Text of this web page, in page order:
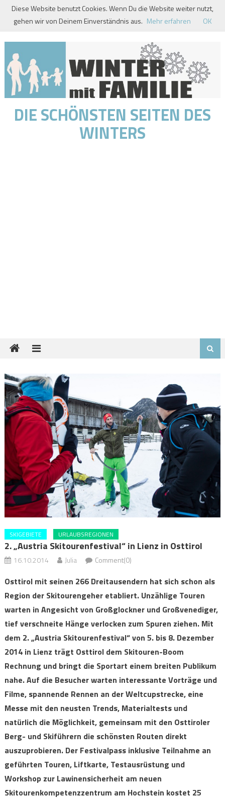
Skip
DIE SCHÖNSTEN SEITEN DES
WINTERS
SKIGEBIETE URLAUBSREGIONEN
2. „Austria Skitourenfestival“ in Lienz in Osttirol
16.10.2014 Julia Comment(0)
Osttirol mit seinen 266 Dreitausendern hat sich schon als
Region der Skitourengeher etabliert. Unzählige Touren
warten in Angesicht von Großglockner und Großvenediger,
tief verschneite Hänge verlocken zum Spuren ziehen. Mit
dem 2. „Austria Skitourenfestival“ von 5. bis 8. Dezember
2014 in Lienz trägt Osttirol dem Skitouren-Boom
Rechnung und bringt die Sportart einem breiten Publikum
nahe. Auf die Besucher warten interessante Vorträge und
Filme, spannende Rennen an der Weltcupstrecke, eine
Messe mit den neusten Trends, Materialtests und
natürlich die Möglichkeit, gemeinsam mit den Osttiroler
Berg- und Skiführern die schönsten Routen direkt
auszuprobieren. Der Festivalpass inklusive Teilnahme an
geführten Touren, Liftkarte, Testausrüstung und
Workshop zur Lawinensicherheit am neuen
Skitourenkompetenzzentrum am Hochstein kostet 25
Diese Website benutzt Cookies. Wenn Du die Website weiter nutzt,
gehen wir von Deinem Einverständnis aus. Mehr erfahren OK